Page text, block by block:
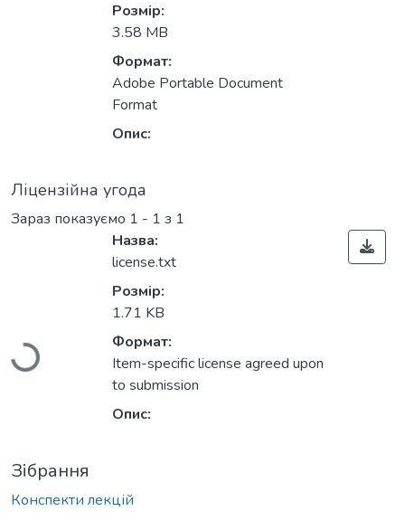
Розмір:
3.58 MB
Формат:
Adobe Portable Document
Format
Опис:
Ліцензійна угода
Зараз показуємо 1 - 1 з 1
Вантажиться...
Назва:
license.txt
Розмір:
1.71 KB
Формат:
Item-specific license agreed upon
to submission
Опис:
Зібрання
Конспекти лекцій